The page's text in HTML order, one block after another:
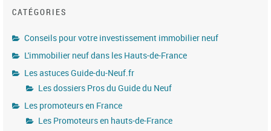
CATÉGORIES
Conseils pour votre investissement immobilier neuf
L'immobilier neuf dans les Hauts-de-France
Les astuces Guide-du-Neuf.fr
Les dossiers Pros du Guide du Neuf
Les promoteurs en France
Les Promoteurs en hauts-de-France